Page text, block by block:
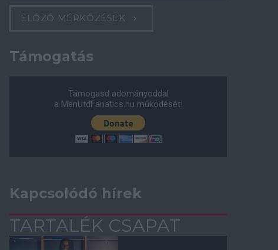
ELŐZŐ MÉRKŐZÉSEK
Támogatás
Támogasd adományoddal
a ManUtdFanatics.hu működését!
Kapcsolódó hírek
TARTALÉK CSAPAT